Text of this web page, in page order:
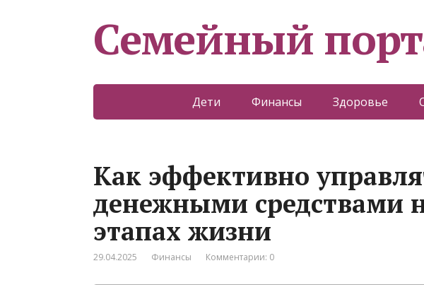
Семейный
Дети Финансы Здоровье
Как эффективно
денежными средствами
этапах жизни
29.04.2025 Финансы Комментарии: 0